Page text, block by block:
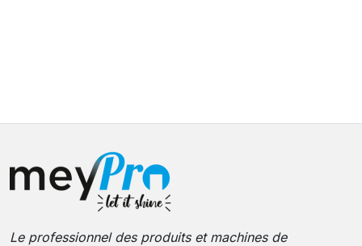
Le professionnel des produits et machines de